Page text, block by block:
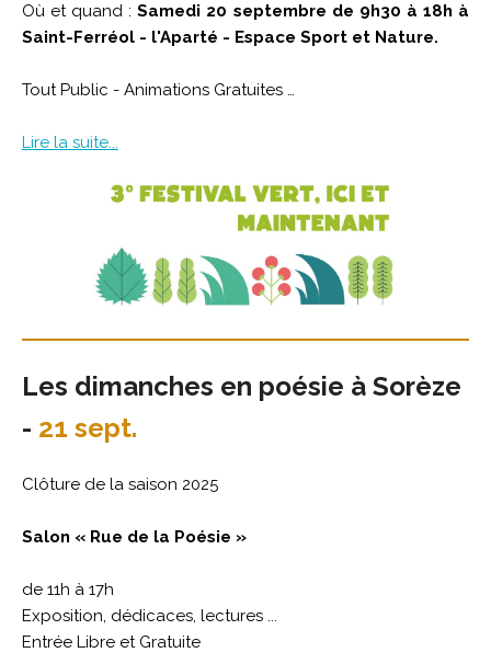
Où et quand :Samedi 20 septembre de 9h30 à 18h à
Saint-Ferréol - l'Aparté - Espace Sport et Nature.
Tout Public - Animations Gratuites …
Lire la suite...
Les dimanches en poésie à Sorèze
- 21 sept.
Clôture de la saison 2025
Salon « Rue de la Poésie »
de 11h à 17h
Exposition, dédicaces, lectures ...
Entrée Libre et Gratuite